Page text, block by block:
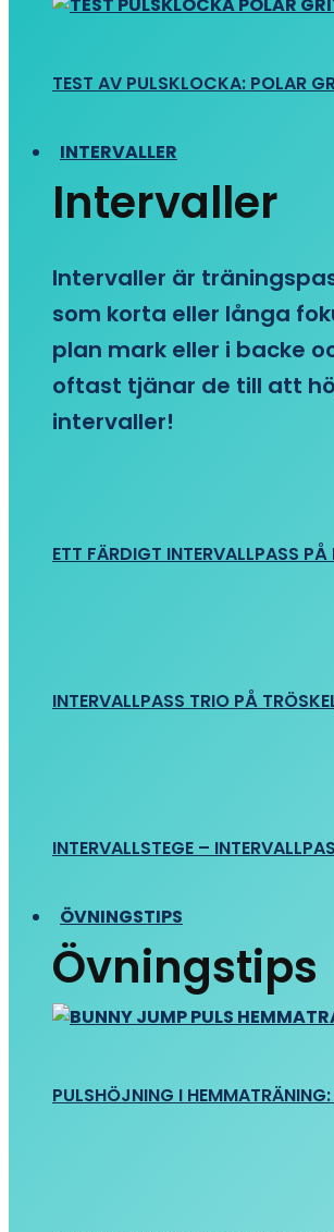
TEST AV PULSKLOCKA: POLAR
INTERVALLER
Intervaller
Intervaller är
som korta eller långa
plan mark eller i backe
oftast tjänar de till att
intervaller!
ETT FÄRDIGT INTERVALLPASS
INTERVALLPASS TRIO PÅ
INTERVALLSTEGE –
ÖVNINGSTIPS
Övningstips
PULSHÖJNING I